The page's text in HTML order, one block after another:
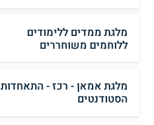
מלגת ממדים ללימודים
ללוחמים משוחררים
מלגת אמאן - רכז - התאחדות
הסטודנטים